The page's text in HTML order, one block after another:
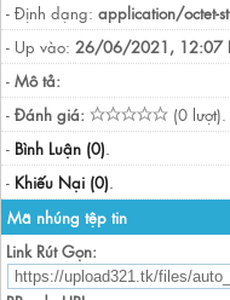
- Định dạng: application/octet-
- Up vào: 26/06/2021, 12:07
- Mô tả:
- Đánh giá:
(0 lượt).
- Bình Luận (0).
- Khiếu Nại (0).
Mã nhúng tệp tin
Link Rút Gọn: